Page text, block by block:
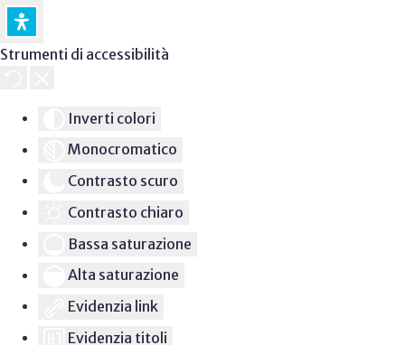
Strumenti di accessibilità
Inverti colori
Monocromatico
Contrasto scuro
Contrasto chiaro
Bassa saturazione
Alta saturazione
Evidenzia link
Evidenzia titoli